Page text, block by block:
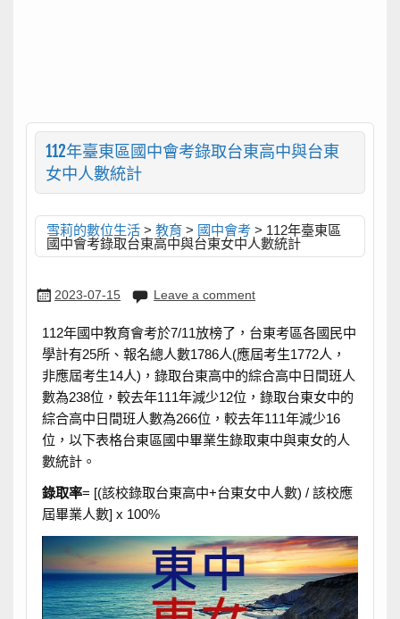
112年臺東區國中會考錄取台東高中與台東
女中人數統計
雪莉的數位生活 >教育 > 國中會考 > 112年臺東區
國中會考錄取台東高中與台東女中人數統計
2023-07-15 Leave a comment
112年國中教育會考於7/11放榜了，台東考區各國民中
學計有25所、報名總人數1786人(應屆考生1772人，
非應屆考生14人)，錄取台東高中的綜合高中日間班人
數為238位，較去年111年減少12位，錄取台東女中的
綜合高中日間班人數為266位，較去年111年減少16
位，以下表格台東區國中畢業生錄取東中與東女的人
數統計。
錄取率= [(該校錄取台東高中+台東女中人數) / 該校應
屆畢業人數] x 100%